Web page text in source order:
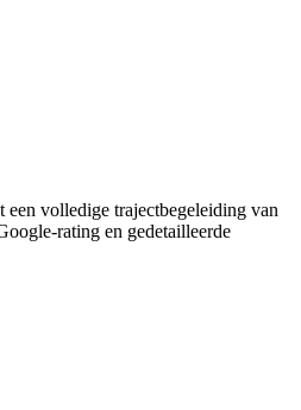
een volledige trajectbegeleiding van
rating en gedetailleerde